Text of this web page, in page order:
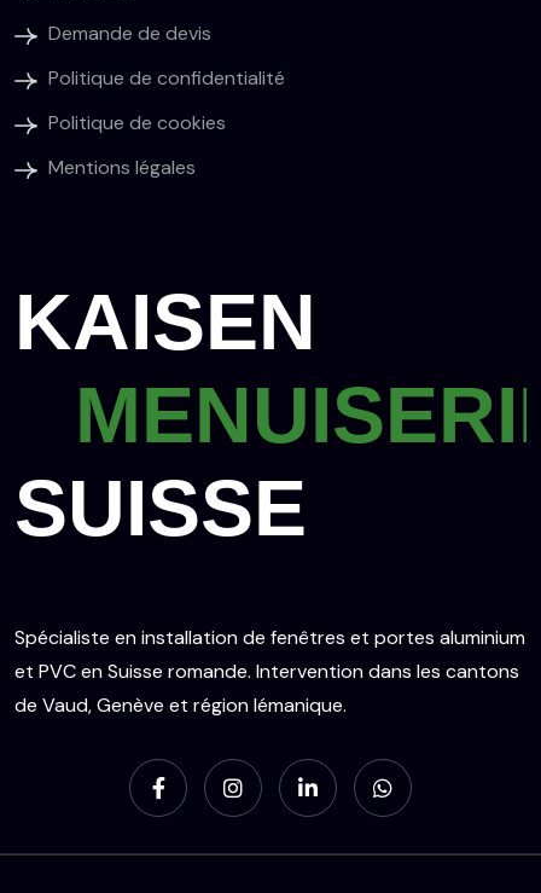
Demande de devis
Politique de confidentialité
Politique de cookies
Mentions légales
KAISEN
SUISSE
Spécialiste en installation de fenêtres et portes aluminium
et PVC en Suisse romande. Intervention dans les cantons
de Vaud, Genève et région lémanique.